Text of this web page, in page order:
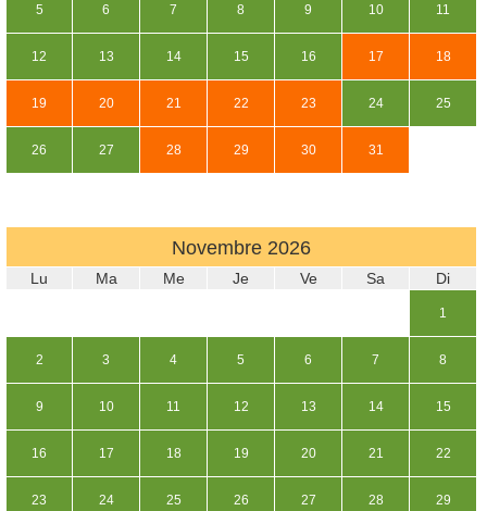
5 6 7 8 9 10 11
12 13 14 15 16 17 18
19 20 21 22 23 24 25
26 27 28 29 30 31
Novembre 2026
Lu Ma Me Je Ve Sa Di
1
2 3 4 5 6 7 8
9 10 11 12 13 14 15
16 17 18 19 20 21 22
23 24 25 26 27 28 29